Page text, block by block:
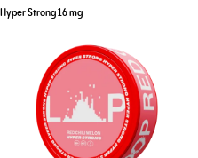
Hyper Strong 16 mg